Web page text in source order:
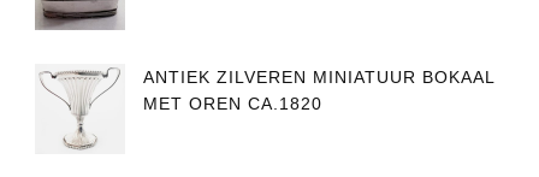
ANTIEK ZILVEREN MINIATUUR BOKAAL
MET OREN CA.1820